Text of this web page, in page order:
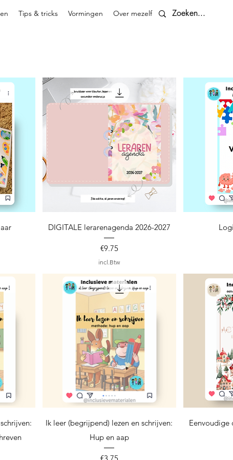
Tips & tricks Vormingen Over mezelf Contact
Snel overzicht
DIGITALE lerarenagenda 2026-2027
Prijs
€9.75
incl.Btw
Snel overzicht
Ik leer (begrijpend) lezen en schrijven:
Hup en aap
Prijs
Eenvoudige